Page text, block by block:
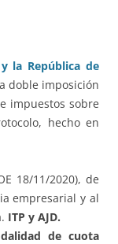
la República de
doble imposición
impuestos sobre
hecho en
18/11/2020), de
empresarial y al
ITP y AJD.
de cuota